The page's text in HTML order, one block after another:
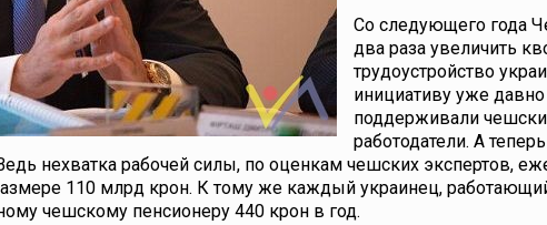
Со следующего года
два раза увеличить
трудоустройство
инициативу уже давно
поддерживали
работодатели. А
нехватка рабочей силы, по оценкам чешских экспертов,
110 млрд крон. К тому же каждый украинец,
чешскому пенсионеру 440 крон в год.